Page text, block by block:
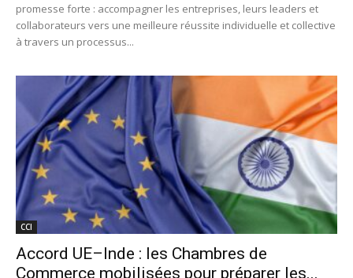
promesse forte : accompagner les entreprises, leurs leaders et
collaborateurs vers une meilleure réussite individuelle et collective
à travers un processus...
CCI
Accord UE–Inde : les Chambres de
Commerce mobilisées pour préparer les...